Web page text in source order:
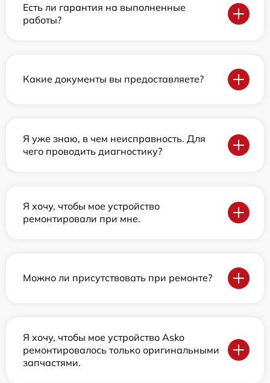
Есть ли гарантия на выполненные
работы?
Какие документы вы предоставляете?
Я уже знаю, в чем неисправность. Для
чего проводить диагностику?
Я хочу, чтобы мое устройство
ремонтировали при мне.
Можно ли присутствовать при ремонте?
Я хочу, чтобы мое устройство Asko
ремонтировалось только оригинальными
запчастями.